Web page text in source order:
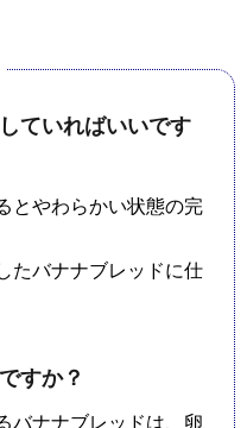
ていればいいです
とやわらかい状態の完
たバナナブレッドに仕
すか？
バナナブレッドは、卵